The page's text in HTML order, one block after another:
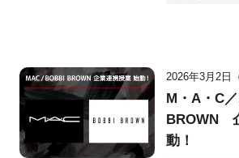
2026年3月2日
M・A・C
BROWN
動！